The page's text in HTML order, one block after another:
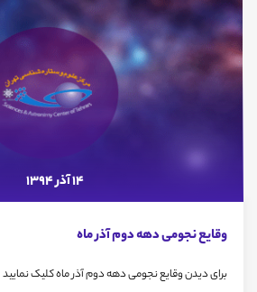
14 آذر 1394
وقایع نجومی دهه دوم آذر ماه
برای دیدن وقایع نجومی دهه دوم آذر ماه کلیک نمایید